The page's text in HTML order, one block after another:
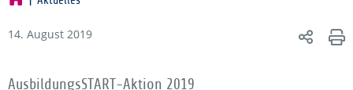
14. August 2019
AusbildungsSTART-Aktion 2019